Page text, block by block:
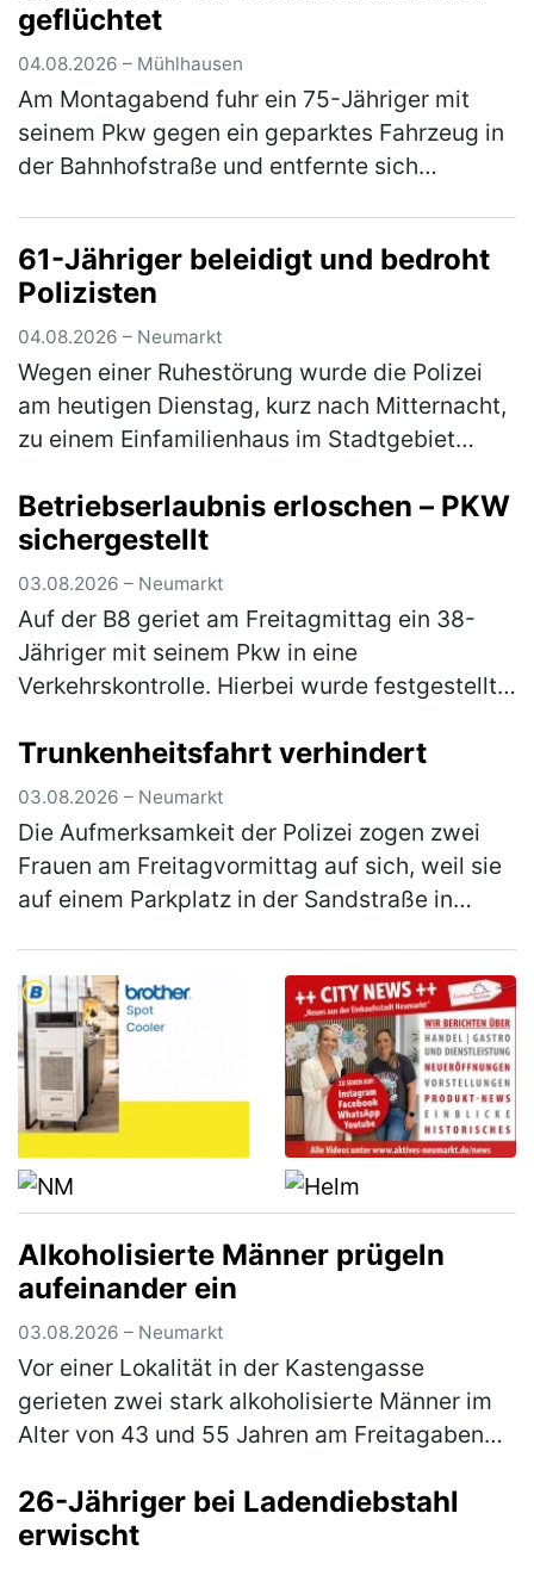
geflüchtet
04.08.2026 – Mühlhausen
Am Montagabend fuhr ein 75-Jähriger mit
seinem Pkw gegen ein geparktes Fahrzeug in
der Bahnhofstraße und entfernte sich
(mehr)
61-Jähriger beleidigt und bedroht
Polizisten
04.08.2026 – Neumarkt
Wegen einer Ruhestörung wurde die Polizei
am heutigen Dienstag, kurz nach Mitternacht,
zu einem Einfamilienhaus im Stadtgebiet
über den Besuch jedoch nicht…(mehr)
Betriebserlaubnis erloschen – PKW
sichergestellt
03.08.2026 – Neumarkt
Auf der B8 geriet am Freitagmittag ein 38-
Jähriger mit seinem Pkw in eine
Verkehrskontrolle. Hierbei wurde festgestellt,
vorgenommen hatte, die zum Erlöschen d…
(mehr)
Trunkenheitsfahrt verhindert
03.08.2026 – Neumarkt
Die Aufmerksamkeit der Polizei zogen zwei
Frauen am Freitagvormittag auf sich, weil sie
auf einem Parkplatz in der Sandstraße in
Alkoholisierte Männer prügeln
aufeinander ein
03.08.2026 – Neumarkt
Vor einer Lokalität in der Kastengasse
gerieten zwei stark alkoholisierte Männer im
Alter von 43 und 55 Jahren am Freitagabend
gegenseitig aufeinander ein…(mehr)
26-Jähriger bei Ladendiebstahl
erwischt